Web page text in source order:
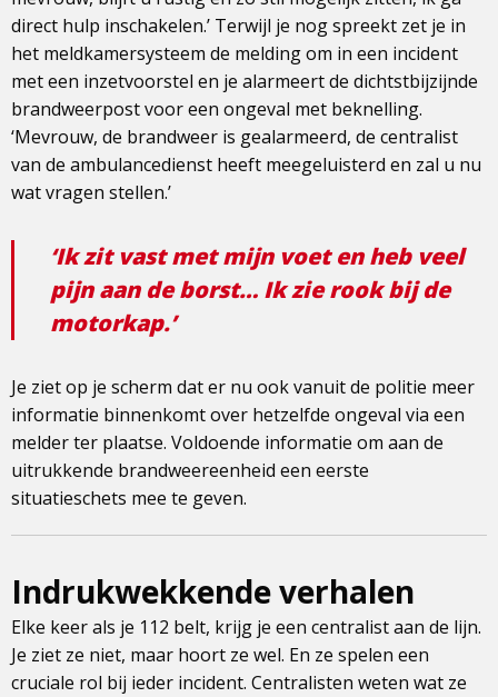
direct hulp inschakelen.’ Terwijl je nog spreekt zet je in
het meldkamersysteem de melding om in een incident
met een inzetvoorstel en je alarmeert de dichtstbijzijnde
brandweerpost voor een ongeval met beknelling.
‘Mevrouw, de brandweer is gealarmeerd, de centralist
van de ambulancedienst heeft meegeluisterd en zal u nu
wat vragen stellen.’
‘Ik zit vast met mijn voet en heb veel
pijn aan de borst… Ik zie rook bij de
motorkap.’
Je ziet op je scherm dat er nu ook vanuit de politie meer
informatie binnenkomt over hetzelfde ongeval via een
melder ter plaatse. Voldoende informatie om aan de
uitrukkende brandweereenheid een eerste
situatieschets mee te geven.
Indrukwekkende verhalen
Elke keer als je 112 belt, krijg je een centralist aan de lijn.
Je ziet ze niet, maar hoort ze wel. En ze spelen een
cruciale rol bij ieder incident. Centralisten weten wat ze